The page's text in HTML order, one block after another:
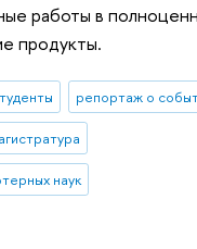
работы в
продукты.
репортаж о
наук